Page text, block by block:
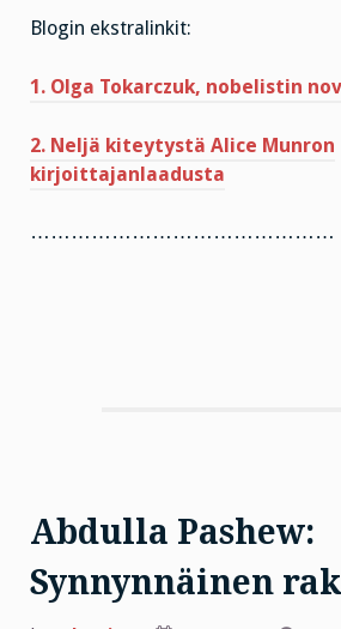
Blogin ekstralinkit:
1. Olga Tokarczuk, nobelistin
2. Neljä kiteytystä Alice Munron
kirjoittajanlaadusta
………………………………………
Abdulla Pashew:
Synnynnäinen